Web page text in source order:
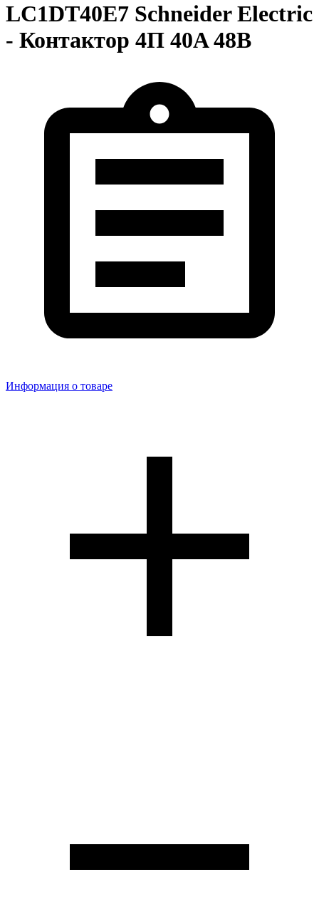
LC1DT40E7 Schneider Electric
- Контактор 4П 40A 48В
Информация о товаре